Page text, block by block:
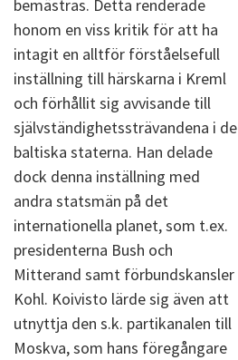
bemästras. Detta renderade
honom en viss kritik för att ha
intagit en alltför förståelsefull
inställning till härskarna i Kreml
och förhållit sig avvisande till
självständighetssträvandena i de
baltiska staterna. Han delade
dock denna inställning med
andra statsmän på det
internationella planet, som t.ex.
presidenterna Bush och
Mitterand samt förbundskansler
Kohl. Koivisto lärde sig även att
utnyttja den s.k. partikanalen till
Moskva, som hans föregångare